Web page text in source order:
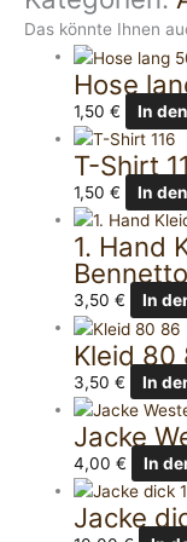
Das könnte Ihnen
Hose
1,50€ In
T-Shirt
1,50€ In
1. Hand
3,50€ In
Kleid 80
3,50€ In
Jacke
4,00€ In
Jacke